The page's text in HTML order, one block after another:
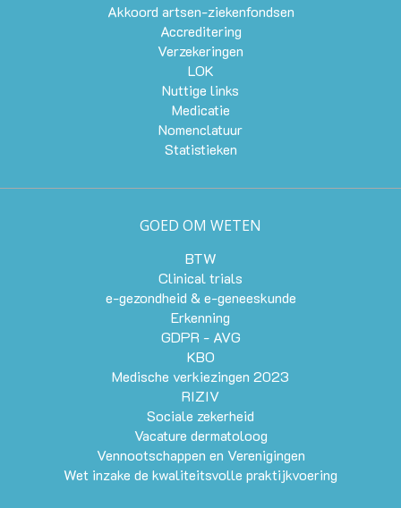
Akkoord artsen-ziekenfondsen
Accreditering
Verzekeringen
LOK
Nuttige links
Medicatie
Nomenclatuur
Statistieken
GOED OM WETEN
BTW
Clinical trials
e-gezondheid & e-geneeskunde
Erkenning
GDPR - AVG
KBO
Medische verkiezingen 2023
RIZIV
Sociale zekerheid
Vacature dermatoloog
Vennootschappen en Verenigingen
Wet inzake de kwaliteitsvolle praktijkvoering